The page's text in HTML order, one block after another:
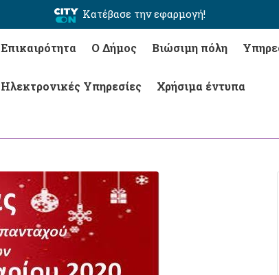
Κατέβασε την εφαρμογή!
Επικαιρότητα Ο Δήμος Βιώσιμη πόλη
Ηλεκτρονικές Υπηρεσίες Χρήσιμα έντυπα